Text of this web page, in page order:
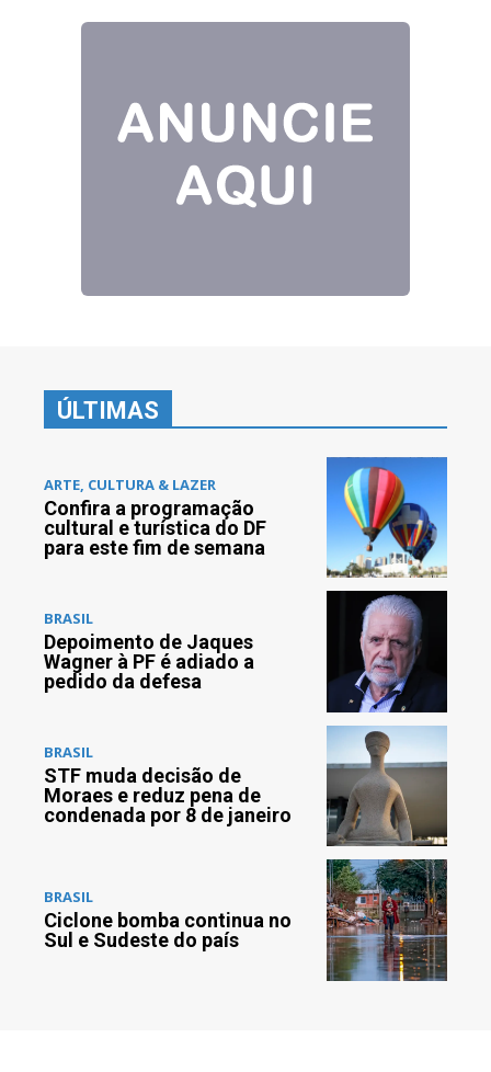
ÚLTIMAS
ARTE, CULTURA & LAZER
Confira a programação
cultural e turística do DF
para este fim de semana
BRASIL
Depoimento de Jaques
Wagner à PF é adiado a
pedido da defesa
BRASIL
STF muda decisão de
Moraes e reduz pena de
condenada por 8 de janeiro
BRASIL
Ciclone bomba continua no
Sul e Sudeste do país